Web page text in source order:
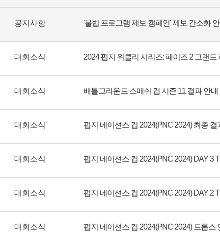
공지사항 '불법 프로그램 제보 캠페인' 제보 간소화
대회소식 2024 펍지 위클리 시리즈: 페이즈 2 그랜드
대회소식 배틀그라운드 스매쉬 컵 시즌 11 결과 안내
대회소식 펍지 네이션스 컵 2024(PNC 2024) 최종 결
대회소식
대회소식
대회소식 펍지 네이션스 컵 2024(PNC 2024) 드롭스